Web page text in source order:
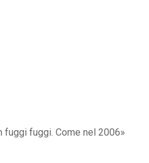
fuggi fuggi. Come nel 2006»